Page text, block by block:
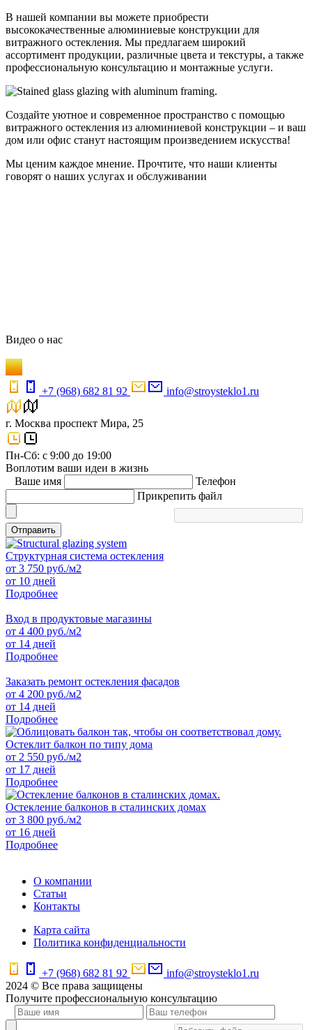
В нашей компании вы можете приобрести
высококачественные алюминиевые конструкции для
витражного остекления. Мы предлагаем широкий
ассортимент продукции, различные цвета и текстуры, а также
профессиональную консультацию и монтажные услуги.
Создайте уютное и современное пространство с помощью
витражного остекления из алюминиевой конструкции – и ваш
дом или офис станут настоящим произведением искусства!
Мы ценим каждое мнение. Прочтите, что наши клиенты
говорят о наших услугах и обслуживании
Видео о нас
+7 (968) 682 81 92 info@stroysteklo1.ru
г. Москва проспект Мира, 25
Пн-Сб: с 9:00 до 19:00
Воплотим ваши идеи в жизнь
Ваше имя
Телефон
Прикрепить файл
Отправить
Структурная система остекления
от 3 750 руб./м2
от 10 дней
Подробнее
Вход в продуктовые магазины
от 4 400 руб./м2
от 14 дней
Подробнее
Заказать ремонт остекления фасадов
от 4 200 руб./м2
от 14 дней
Подробнее
Остеклит балкон по типу дома
от 2 550 руб./м2
от 17 дней
Подробнее
Остекление балконов в сталинских домах
от 3 800 руб./м2
от 16 дней
Подробнее
О компании
Статьи
Контакты
Карта сайта
Политика конфиденциальности
+7 (968) 682 81 92
info@stroysteklo1.ru
2024 © Все права защищены
Получите профессиональную консультацию